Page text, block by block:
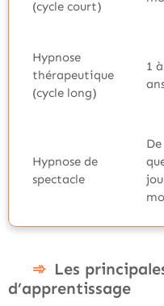
(cycle court)
Hypnose
thérapeutique
(cycle long)
1
Hypnose de
spectacle
De
Les
d’apprentissage